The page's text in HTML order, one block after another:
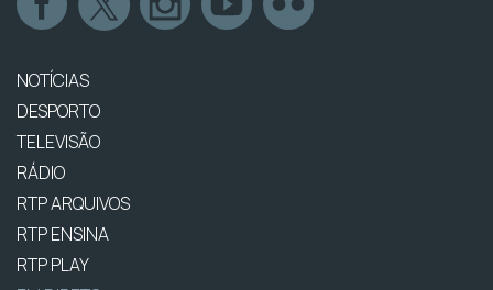
NOTÍCIAS
DESPORTO
TELEVISÃO
RÁDIO
RTP ARQUIVOS
RTP ENSINA
RTP PLAY